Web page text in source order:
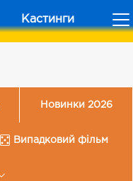
Кастинги
Новинки 2026
Випадковий фільм